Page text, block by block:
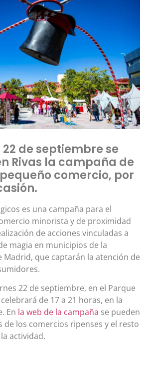
22 de septiembre se
Rivas la campaña de
comercio, por
es una campaña para el
minorista y de proximidad
de acciones vinculadas a
magia en municipios de la
Madrid, que captarán la atención de
22 de septiembre, en el Parque
celebrará de 17 a 21 horas, en la
En la web de la campaña se pueden
de los comercios ripenses y el resto
actividad.